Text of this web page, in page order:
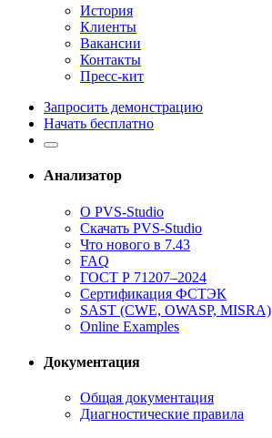
История
Клиенты
Вакансии
Контакты
Пресс-кит
Запросить демонстрацию
Начать бесплатно
Анализатор
О PVS-Studio
Скачать PVS-Studio
Что нового в 7.43
FAQ
ГОСТ Р 71207–2024
Сертификация ФСТЭК
SAST (CWE, OWASP, MISRA)
Online Examples
Документация
Общая документация
Диагностические правила